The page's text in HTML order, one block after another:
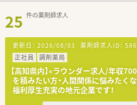
25 件の薬剤師求人
更新日： 2026/08/03 薬剤師求人ID：
正社員
調剤薬局
【高知県内】«ラウンダー求人/年収
を積みたい方・人間関係に悩みたく
福利厚生充実の地元企業です！